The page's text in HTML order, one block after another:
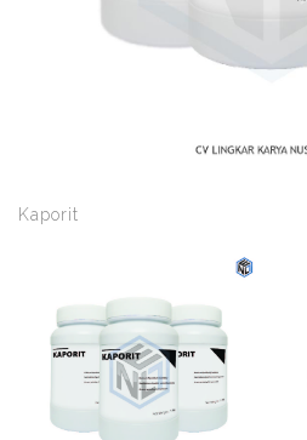
Kaporit